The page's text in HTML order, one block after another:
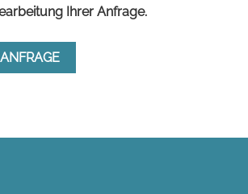
Ihrer Anfrage.